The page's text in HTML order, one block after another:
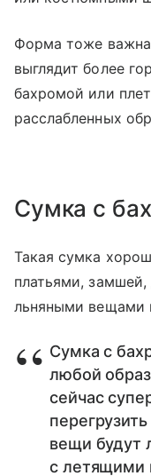
Форма тоже
выглядит более
бахромой или
расслабленных
Сумка с
Такая сумка
платьями,
льняными вещами
Сумка с
любой
сейчас
вещи будут
с летящими